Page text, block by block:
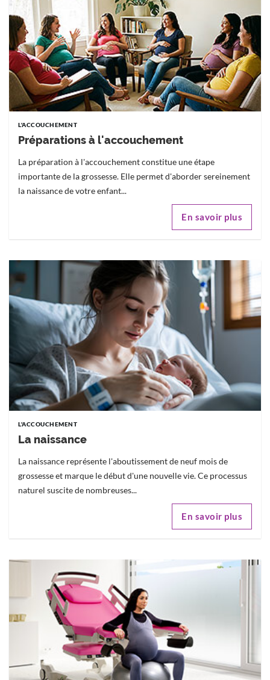
L'ACCOUCHEMENT
Préparations à l'accouchement
La préparation à l'accouchement constitue une étape
importante de la grossesse. Elle permet d'aborder sereinement
la naissance de votre enfant...
En savoir plus
L'ACCOUCHEMENT
La naissance
La naissance représente l'aboutissement de neuf mois de
grossesse et marque le début d'une nouvelle vie. Ce processus
naturel suscite de nombreuses...
En savoir plus